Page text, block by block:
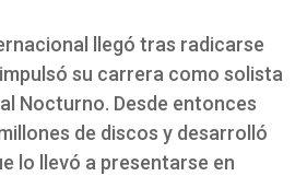
llegó tras radicarse
su carrera como solista
Nocturno. Desde entonces
de discos y desarrolló
lo llevó a presentarse en